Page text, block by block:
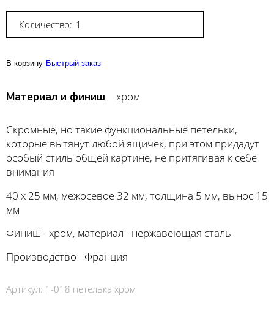
Количество:
В корзину Быстрый заказ
Материал и финиш хром
Скромные, но такие функциональные петельки,
которые вытянут любой ящичек, при этом придадут
особый стиль общей картине, не притягивая к себе
внимания
40 х 25 мм, межосевое 32 мм, толщина 5 мм, вынос 15
мм
Финиш - хром, материал - нержавеющая сталь
Производство - Франция
Артикул: 1-018 петелька хром